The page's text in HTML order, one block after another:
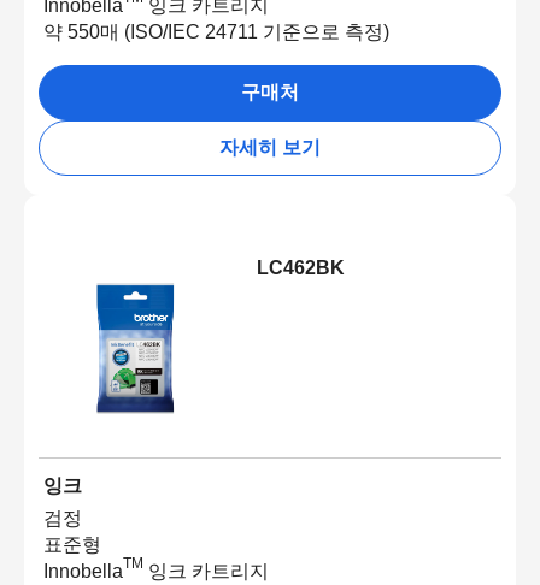
Innobella
잉크 카트리지
약 550매 (ISO/IEC 24711 기준으로 측정)
구매처
자세히 보기
LC462BK
잉크
검정
표준형
InnobellaTM 잉크 카트리지